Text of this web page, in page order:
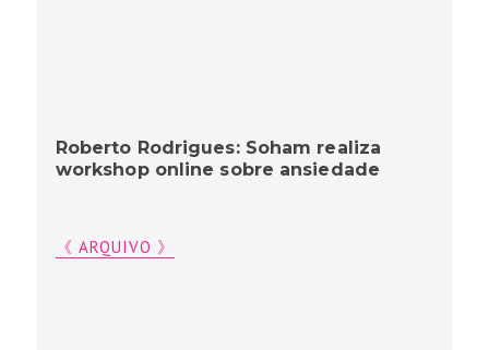
Roberto Rodrigues: Soham realiza
workshop online sobre ansiedade
《 ARQUIVO 》